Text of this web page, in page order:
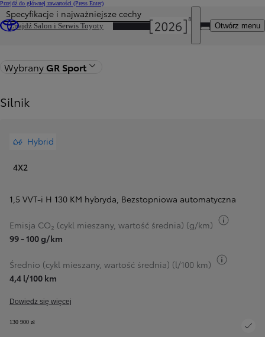
Przejdź do głównej zawartości (Press Enter)
Znajdź Salon i Serwis Toyoty
DEALER NAME
Otwórz menu
Specyfikacje i najważniejsze cechy
WybranyGR Sport
Silnik
Hybrid
4X2
1,5 VVT-i H 130 KM hybryda, Bezstopniowa automatyczna
Emisja CO₂ (cykl mieszany, wartość średnia) (g/km)
99 - 100 g/km
Średnio (cykl mieszany, wartość średnia) (l/100 km)
4,4 l/100 km
Dowiedz się więcej
130 900 zł